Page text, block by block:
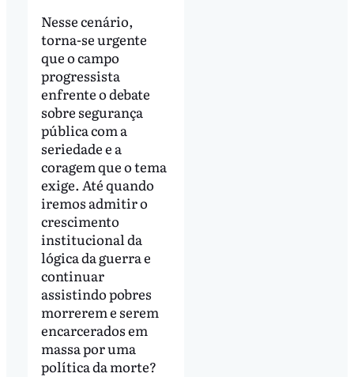
Nesse cenário,
torna-se urgente
que o campo
progressista
enfrente o debate
sobre segurança
pública com a
seriedade e a
coragem que o tema
exige. Até quando
iremos admitir o
crescimento
institucional da
lógica da guerra e
continuar
assistindo pobres
morrerem e serem
encarcerados em
massa por uma
política da morte?